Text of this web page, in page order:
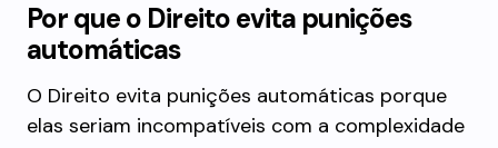
Por que o Direito evita punições
automáticas
O Direito evita punições automáticas porque
elas seriam incompatíveis com a complexidade